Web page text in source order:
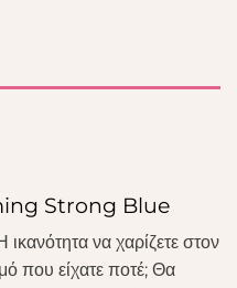
Strong Blue
να χαρίζετε στον
που είχατε ποτέ; Θα